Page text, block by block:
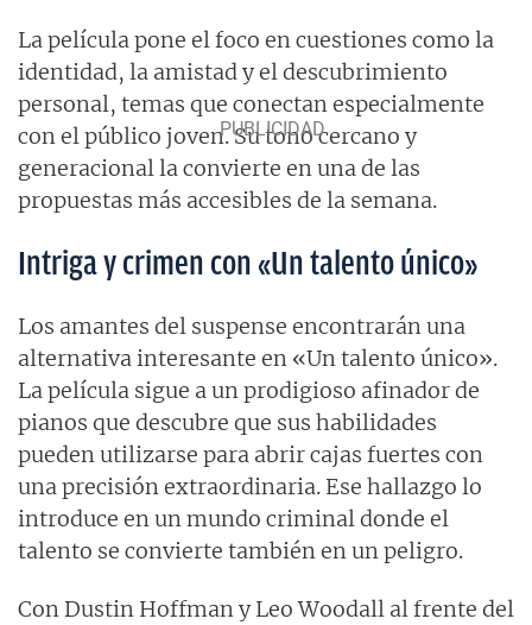
La película pone el foco en cuestiones como la
identidad, la amistad y el descubrimiento
personal, temas que conectan especialmente
con el público joven. Su tono cercano y
generacional la convierte en una de las
propuestas más accesibles de la semana.
Intriga y crimen con «Un talento único»
Los amantes del suspense encontrarán una
alternativa interesante en «Un talento único».
La película sigue a un prodigioso afinador de
pianos que descubre que sus habilidades
pueden utilizarse para abrir cajas fuertes con
una precisión extraordinaria. Ese hallazgo lo
introduce en un mundo criminal donde el
talento se convierte también en un peligro.
Con Dustin Hoffman y Leo Woodall al frente del